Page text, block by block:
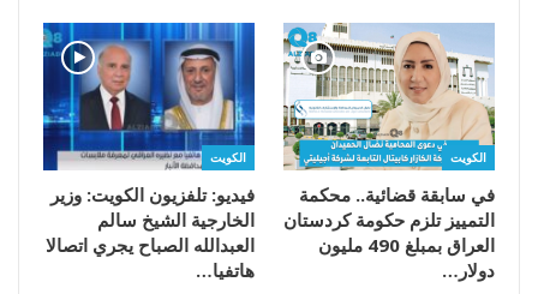
الكويت
في سابقة قضائية.. محكمة
التمييز تلزم حكومة كردستان
العراق بمبلغ 490 مليون
دولار…
الكويت
فيديو: تلفزيون الكويت: وزير
الخارجية الشيخ سالم
العبدالله الصباح يجري اتصالا
هاتفيا…